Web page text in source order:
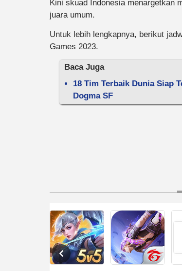
Kini skuad Indonesia menargetkan
juara umum.
Untuk lebih lengkapnya, berikut
Games 2023.
Baca Juga
18 Tim Terbaik Dunia Siap
Dogma SF